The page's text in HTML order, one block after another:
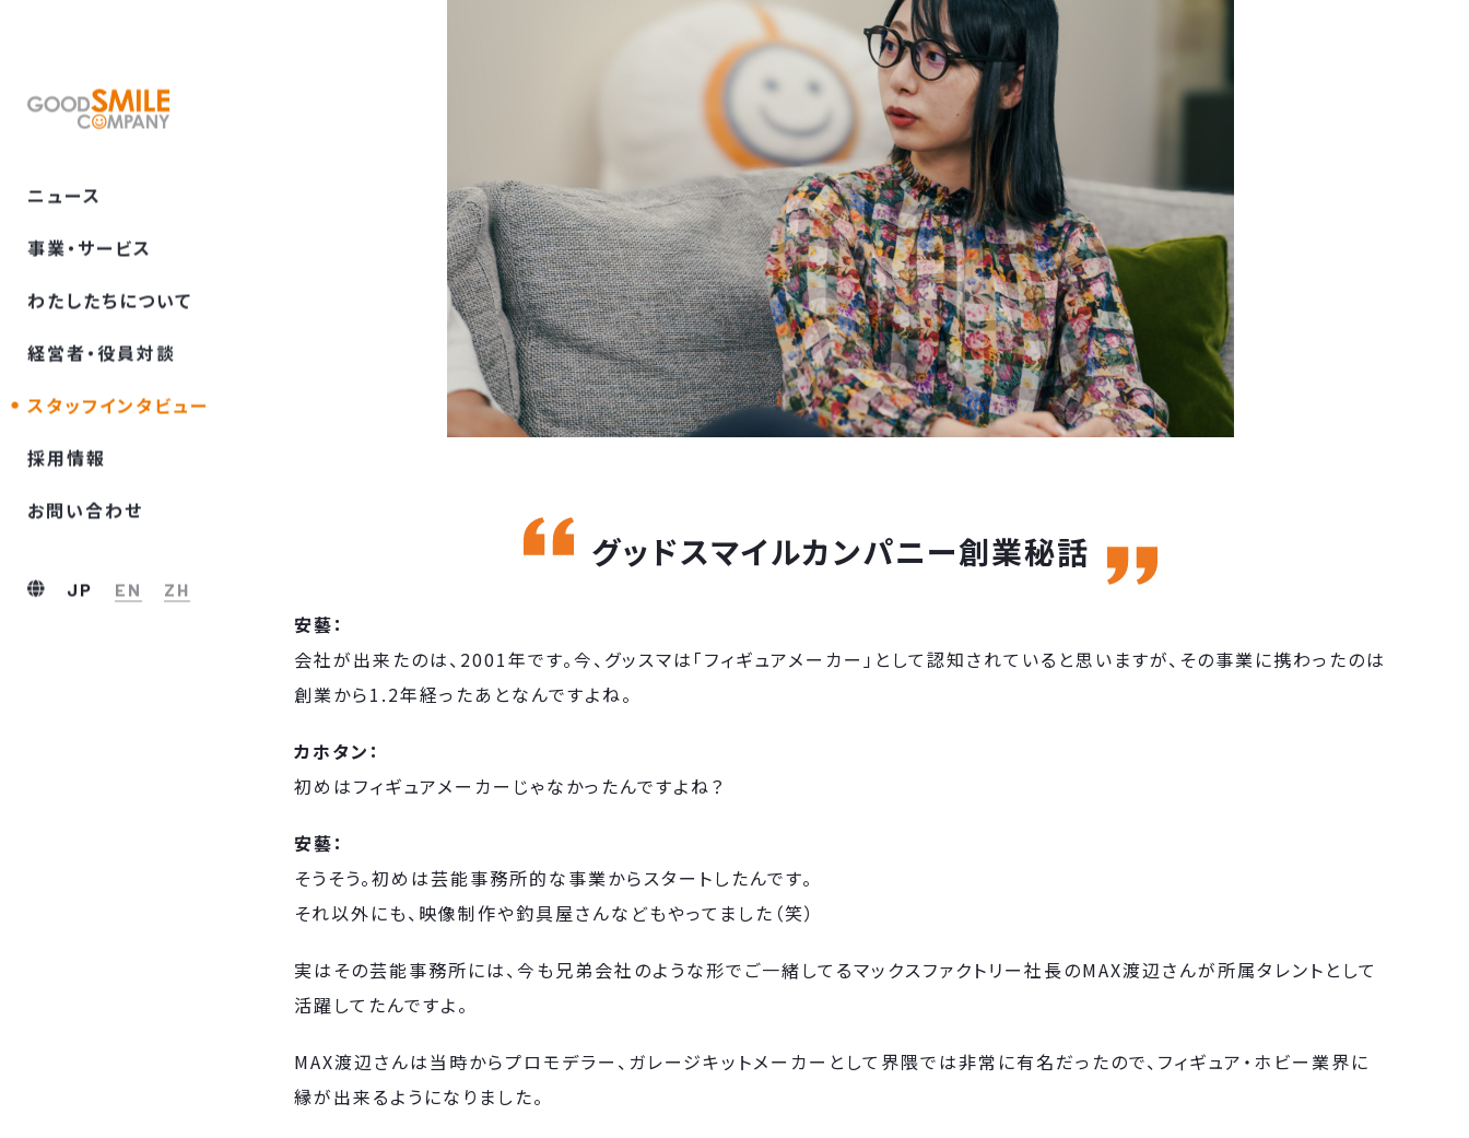
ニュース
事業・サービス
わたしたちについて
経営者・役員対談
スタッフインタビュー
採⽤情報
お問い合わせ
JP EN ZH
グッドスマイルカンパニー創業秘話
安藝：
会社が出来たのは、2001年です。今、グッスマは「フィギュアメーカー」として認知されていると思いますが、その事業に携わったのは
創業から1.2年経ったあとなんですよね。
カホタン：
初めはフィギュアメーカーじゃなかったんですよね？
安藝：
そうそう。初めは芸能事務所的な事業からスタートしたんです。
それ以外にも、映像制作や釣具屋さんなどもやってました（笑）
実はその芸能事務所には、今も兄弟会社のような形でご一緒してるマックスファクトリー社長のMAX渡辺さんが所属タレントとして
活躍してたんですよ。
MAX渡辺さんは当時からプロモデラー、ガレージキットメーカーとして界隈では非常に有名だったので、フィギュア・ホビー業界に
縁が出来るようになりました。